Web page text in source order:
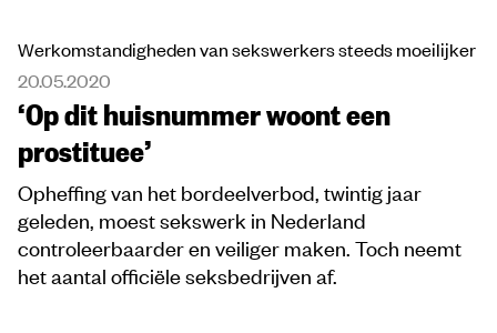
Werkomstandigheden van sekswerkers steeds moeilijker
20.05.2020
‘Op dit huisnummer woont een
prostituee’
Opheffing van het bordeelverbod, twintig jaar
geleden, moest sekswerk in Nederland
controleerbaarder en veiliger maken. Toch neemt
het aantal officiële seksbedrijven af.